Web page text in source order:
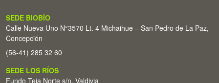
SEDE BIOBÍO
Calle Nueva Uno N°3570 Lt. 4 Michaihue – San Pedro de La Paz,
Concepción
(56-41) 285 32 60
SEDE LOS RÍOS
Fundo Teja Norte s/n. Valdivia